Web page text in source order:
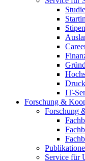
IT-
Forschung &
Forschung
Service für